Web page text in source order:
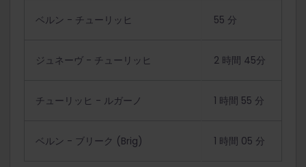
ベルン - チューリッヒ 55 分
ジュネーヴ - チューリッヒ 2 時間 45分
チューリッヒ - ルガーノ 1 時間 55 分
ベルン - ブリーク (Brig) 1 時間 05 分